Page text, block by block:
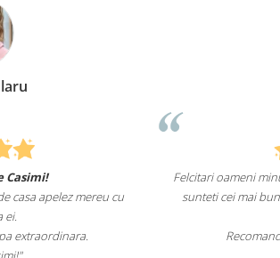
pentru produsele pe care le aveti,
Nepotii mei au fost tare incantati de
cu drag si increde Casimi.ro